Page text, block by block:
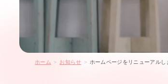
ホーム > お知らせ > ホームページをリニューアルし